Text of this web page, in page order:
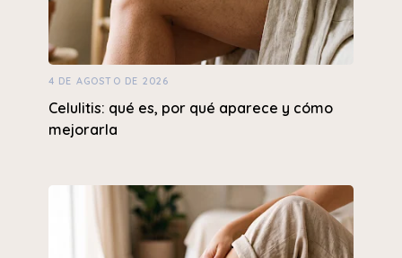
4 DE AGOSTO DE 2026
Celulitis: qué es, por qué aparece y cómo
mejorarla